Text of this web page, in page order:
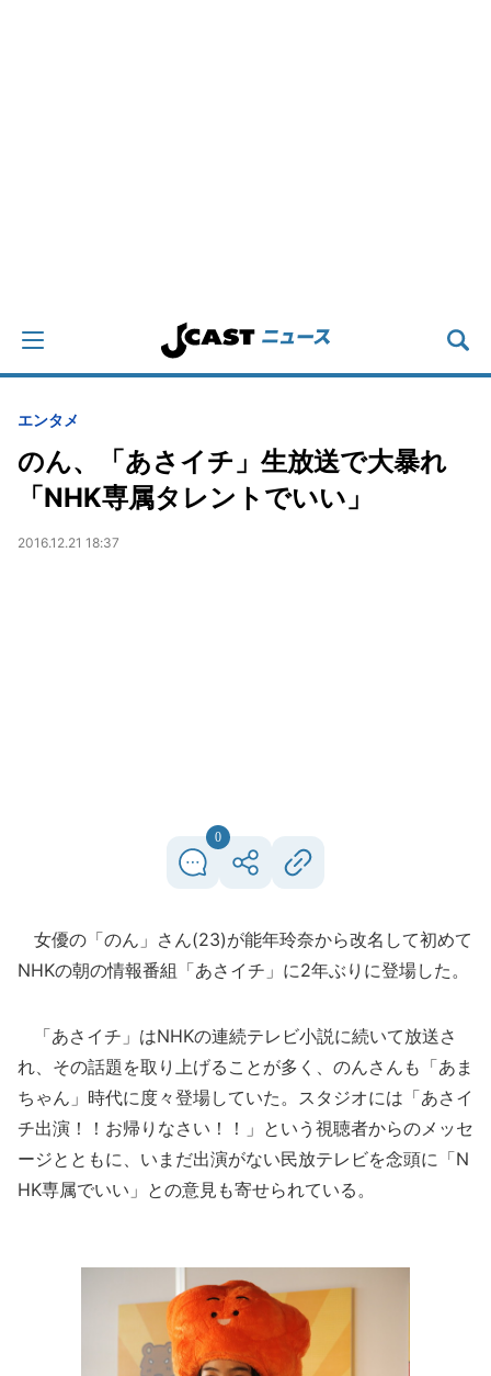
エンタメ
のん、「あさイチ」生放送で大暴れ
「NHK専属タレントでいい」
2016.12.21 18:37
0
女優の「のん」さん(23)が能年玲奈から改名して初めて
NHKの朝の情報番組「あさイチ」に2年ぶりに登場した。
「あさイチ」はNHKの連続テレビ小説に続いて放送さ
れ、その話題を取り上げることが多く、のんさんも「あま
ちゃん」時代に度々登場していた。スタジオには「あさイ
チ出演！！お帰りなさい！！」という視聴者からのメッセ
ージとともに、いまだ出演がない民放テレビを念頭に「N
HK専属でいい」との意見も寄せられている。